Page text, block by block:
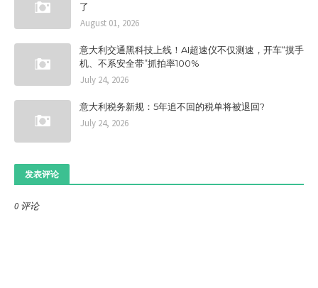
了
August 01, 2026
意大利交通黑科技上线！AI超速仪不仅测速，开车“摸手
机、不系安全带”抓拍率100%
July 24, 2026
意大利税务新规：5年追不回的税单将被退回?
July 24, 2026
发表评论
0 评论